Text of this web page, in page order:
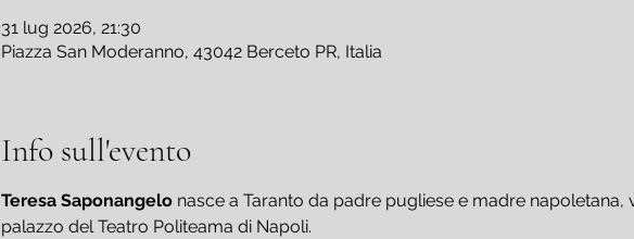
31 lug 2026, 21:30
Piazza San Moderanno, 43042 Berceto PR, Italia
Info sull'evento
Teresa Saponangelo nasce a Taranto da padre pugliese e madre napoletana,
palazzo del Teatro Politeama di Napoli.